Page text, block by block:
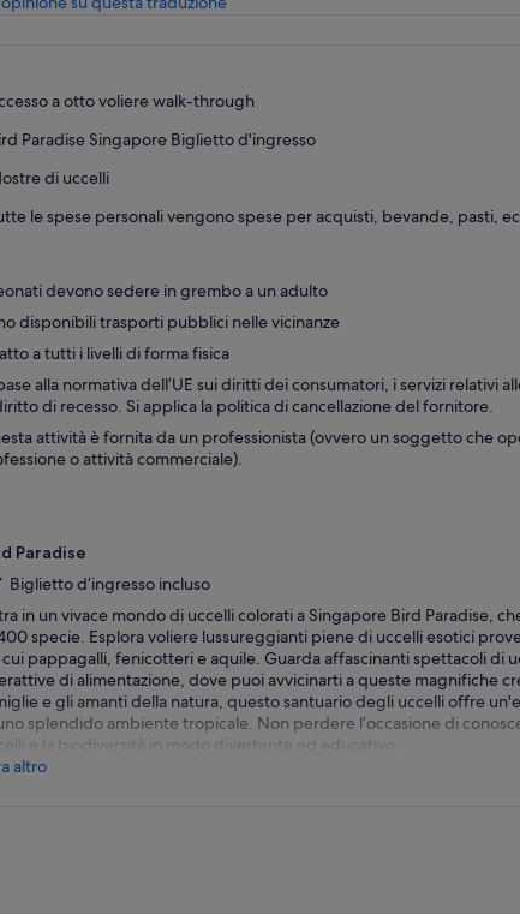
a otto voliere walk-through
Paradise Singapore Biglietto d'ingresso
di uccelli
le spese personali vengono spese per acquisti, bevande, pasti,
devono sedere in grembo a un adulto
disponibili trasporti pubblici nelle vicinanze
a tutti i livelli di forma fisica
alla normativa dell’UE sui diritti dei consumatori, i servizi relativi
di recesso. Si applica la politica di cancellazione del fornitore.
attività è fornita da un professionista (ovvero un soggetto che
o attività commerciale).
Paradise
Biglietto d’ingresso incluso
in un vivace mondo di uccelli colorati a Singapore Bird Paradise,
specie. Esplora voliere lussureggianti piene di uccelli esotici
pappagalli, fenicotteri e aquile. Guarda affascinanti spettacoli di
di alimentazione, dove puoi avvicinarti a queste magnifiche
e gli amanti della natura, questo santuario degli uccelli offre
splendido ambiente tropicale. Non perdere l’occasione di
e la biodiversità in modo divertente ed educativo.
altro